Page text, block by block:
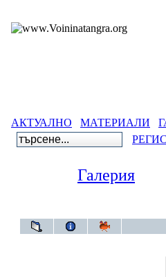
АКТУАЛНО МАТЕРИАЛИ
Галерия